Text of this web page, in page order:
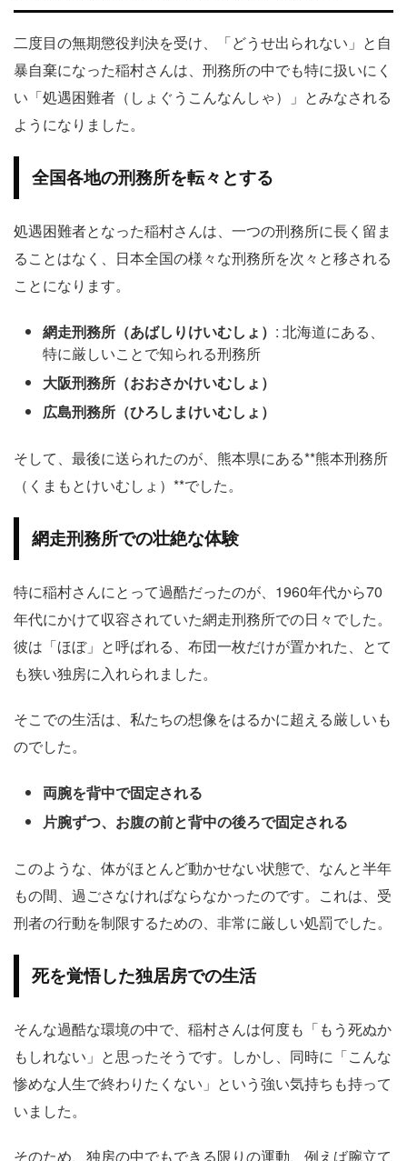
二度目の無期懲役判決を受け、「どうせ出られない」と自
暴自棄になった稲村さんは、刑務所の中でも特に扱いにく
い「処遇困難者（しょぐうこんなんしゃ）」とみなされる
ようになりました。
全国各地の刑務所を転々とする
処遇困難者となった稲村さんは、一つの刑務所に長く留ま
ることはなく、日本全国の様々な刑務所を次々と移される
ことになります。
網走刑務所（あばしりけいむしょ） : 北海道にある、
特に厳しいことで知られる刑務所
大阪刑務所（おおさかけいむしょ）
広島刑務所（ひろしまけいむしょ）
そして、最後に送られたのが、熊本県にある**熊本刑務所
（くまもとけいむしょ）**でした。
網走刑務所での壮絶な体験
特に稲村さんにとって過酷だったのが、1960年代から70
年代にかけて収容されていた網走刑務所での日々でした。
彼は「ほぼ」と呼ばれる、布団一枚だけが置かれた、とて
も狭い独房に入れられました。
そこでの生活は、私たちの想像をはるかに超える厳しいも
のでした。
両腕を背中で固定される
片腕ずつ、お腹の前と背中の後ろで固定される
このような、体がほとんど動かせない状態で、なんと半年
もの間、過ごさなければならなかったのです。これは、受
刑者の行動を制限するための、非常に厳しい処罰でした。
死を覚悟した独居房での生活
そんな過酷な環境の中で、稲村さんは何度も「もう死ぬか
もしれない」と思ったそうです。しかし、同時に「こんな
惨めな人生で終わりたくない」という強い気持ちも持って
いました。
そのため、独房の中でもできる限りの運動、例えば腕立て